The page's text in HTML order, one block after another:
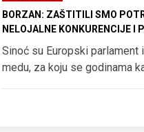
BORZAN: ZAŠTITILI SMO
NELOJALNE KONKURENCIJE I
Sinoć su Europski
medu, za koju se godinama